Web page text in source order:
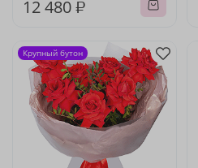
12 480 ₽
Крупный бутон